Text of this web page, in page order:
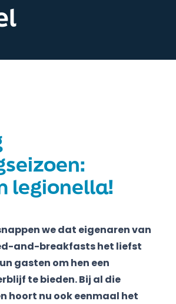
legionella!
we dat eigenaren van
and-breakfasts het liefst
gasten om hen een
te bieden. Bij al die
hoort nu ook eenmaal het